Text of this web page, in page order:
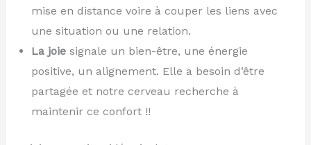
mise en distance voire à couper les liens avec
une situation ou une relation.
La joiesignale un bien-être, une énergie
positive, un alignement. Elle a besoin d’être
partagée et notre cerveau recherche à
maintenir ce confort !!